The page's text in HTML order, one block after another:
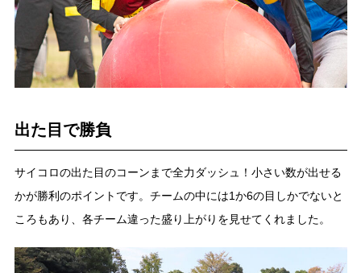
出た目で勝負
サイコロの出た目のコーンまで全力ダッシュ！小さい数が出せる
かが勝利のポイントです。チームの中には1か6の目しかでないと
ころもあり、各チーム違った盛り上がりを見せてくれました。